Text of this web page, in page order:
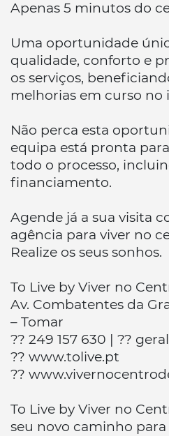
Apenas 5 minutos do
Uma oportunidade
qualidade, conforto e
os serviços,
melhorias em curso no
Não perca esta
equipa está pronta
todo o processo,
financiamento.
Agende já a sua visita
agência para viver no
Realize os seus sonhos.
To Live by Viver no
Av. Combatentes da
– Tomar
?? 249 157 630 | ??
?? www.tolive.pt
??
To Live by Viver no
seu novo caminho